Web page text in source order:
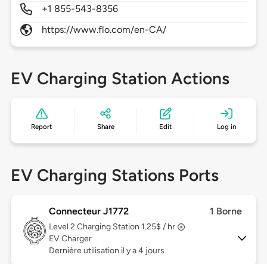
+1 855-543-8356
https://www.flo.com/en-CA/
EV Charging Station Actions
Report Share Edit Log in
EV Charging Stations Ports
Connecteur J1772 1 Borne
Level 2 Charging Station 1.25$ / hr
EV Charger
Dernière utilisation il y a 4 jours